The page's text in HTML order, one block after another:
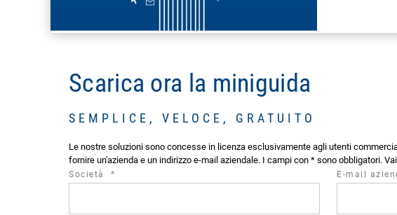
Scarica ora la miniguida
SEMPLICE, VELOCE, GRATUITO
Le nostre soluzioni sono concesse in licenza esclusivamente agli utenti
fornire un'azienda e un indirizzo e-mail aziendale. I campi con * sono obbligatori. Vai
Società * E-mail